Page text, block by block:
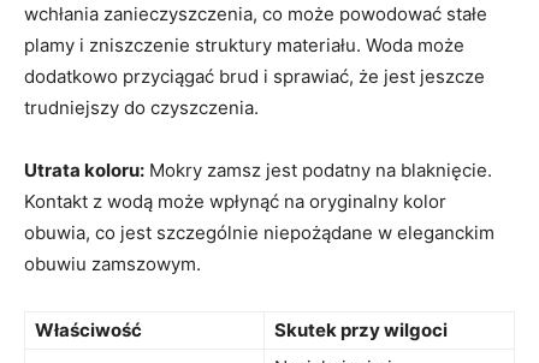
wchłania zanieczyszczenia, co może powodować stałe
plamy i zniszczenie struktury materiału. Woda może
dodatkowo przyciągać brud i sprawiać, że jest jeszcze
trudniejszy do czyszczenia.
Utrata koloru: Mokry zamsz jest podatny na blaknięcie.
Kontakt z wodą może wpłynąć na oryginalny kolor
obuwia, co jest szczególnie niepożądane w eleganckim
obuwiu zamszowym.
Właściwość Skutek przy wilgoci